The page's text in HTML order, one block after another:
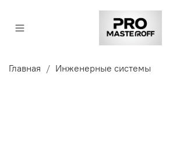
Главная Инженерные системы